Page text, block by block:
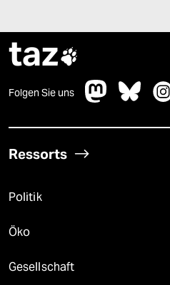
taz
Folgen Sie uns
Ressorts
Politik
Öko
Gesellschaft